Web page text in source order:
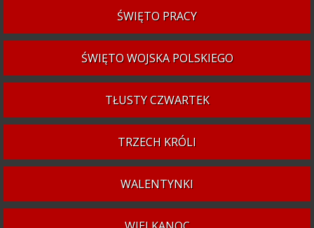
ŚWIĘTO PRACY
ŚWIĘTO WOJSKA POLSKIEGO
TŁUSTY CZWARTEK
TRZECH KRÓLI
WALENTYNKI